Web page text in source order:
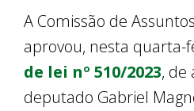
A Comissão de
aprovou, nesta quarta-
de lei nº 510/2023, de
deputado Gabriel